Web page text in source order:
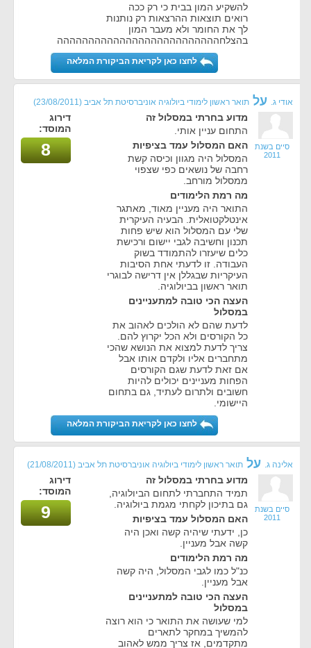
להשקיע המון בבית כי רק ככה
רואים תוצאות ההרצאות רק נותנות
לך את החומר ולא מעבר המון
בהצלחהההההההההההההההההההההההההה
לחצו כאן לקריאת הביקורת המלאה
אודי ג. על תואר ראשון לימודי ביולוגיה אוניברסיטת תל אביב (23/08/2011)
סיים בשנת
2011
מדוע בחרתי במסלול זה
התחום עניין אותי.
האם המסלול עמד בציפיות
המסלול היה מגוון וכיסה קשת
רחבה של נושאים כפי שצפוי
ממסלול מורחב.
מה רמת הלימודים
התואר היה מעניין מאוד, מאתגר
אינטלקטואלית. הבעיה העיקרית
שלי עם המסלול הוא שיש פחות
תכנון וחשיבה לגבי יישום ורכישת
כלים שיעזרו להתמודד בשוק
העבודה. זו לדעתי אחת הסיבות
העיקריות שבגללן אין דרישה לבוגרי
תואר ראשון בביולוגיה.
העצה הכי טובה למתעניינים
במסלול
לדעת שהם לא הולכים לאהוב את
כל הקורסים ולא הכל יקרוץ להם.
צריך לדעת למצוא את הנושא שהכי
מתחברים אליו ולקדם אותו אבל
אם זאת לדעת שגם הקורסים
הפחות מעניינים יכולים להיות
חשובים ולתרום לעתיד, גם בתחום
היישומי.
דירוג
המוסד:
8
לחצו כאן לקריאת הביקורת המלאה
אלינה ג. על תואר ראשון לימודי ביולוגיה אוניברסיטת תל אביב (21/08/2011)
סיים בשנת
2011
מדוע בחרתי במסלול זה
תמיד התחברתי לתחום הביולוגיה,
גם בתיכון לקחתי מגמת ביולוגיה.
האם המסלול עמד בציפיות
כן, ידעתי שיהיה קשה ואכן היה
קשה אבל מעניין.
מה רמת הלימודים
כנ"ל כמו לגבי המסלול, היה קשה
אבל מעניין.
העצה הכי טובה למתעניינים
במסלול
למי שעושה את התואר כי הוא רוצה
להמשיך במחקר לתארים
מתקדמים, אז צריך ממש לאהוב
דירוג
המוסד:
9